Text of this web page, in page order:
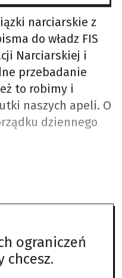
narciarskie z
do władz FIS
Narciarskiej i
przebadanie
to robimy i
naszych apeli. O
dziennego
ograniczeń
chcesz.